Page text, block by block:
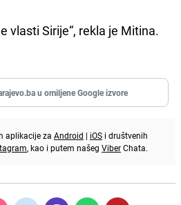
vlasti Sirije“, rekla je Mitina.
u omiljene Google izvore
aplikacije za Android | iOS i društvenih
, kao i putem našeg ViberChata.